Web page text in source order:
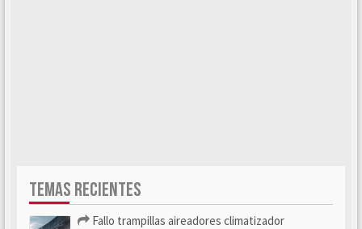
TEMAS RECIENTES
Fallo trampillas aireadores climatizador